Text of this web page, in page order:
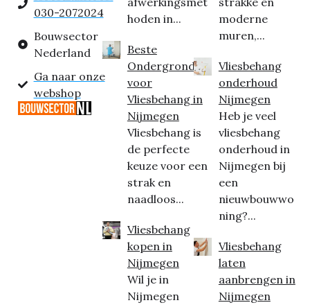
030-2072024
Bouwsector
Nederland
Ga naar onze
webshop
hoden in...
Beste
Ondergrond
voor
Vliesbehang in
Nijmegen
Vliesbehang is
de perfecte
keuze voor een
strak en
naadloos...
Vliesbehang
kopen in
Nijmegen
Wil je in
Nijmegen
moderne
muren,...
Vliesbehang
onderhoud
Nijmegen
Heb je veel
vliesbehang
onderhoud in
Nijmegen bij
een
nieuwbouwwo
ning?...
Vliesbehang
laten
aanbrengen in
Nijmegen